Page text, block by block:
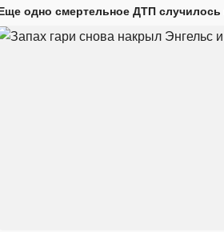
одно смертельное ДТП случилось